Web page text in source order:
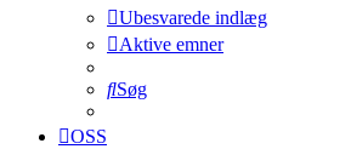
Ubesvarede indlæg
Aktive emner
Søg
OSS